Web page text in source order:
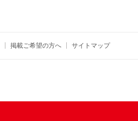
掲載ご希望の方へ サイトマップ